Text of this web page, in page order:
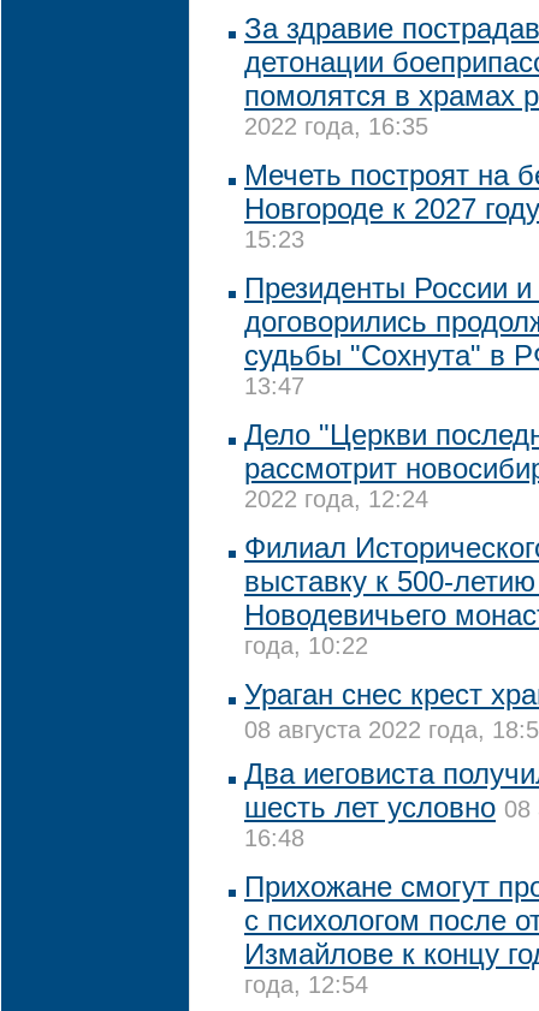
За здравие
детонации
помолятся в храмах
2022 года, 16:35
Мечеть построят на
Новгороде к 2027 году
15:23
Президенты России
договорились
судьбы "Сохнута" в
13:47
Дело "Церкви
рассмотрит
2022 года, 12:24
Филиал
выставку к 500-
Новодевичьего
года, 10:22
Ураган снес крест
08 августа 2022 года,
Два иеговиста
шесть лет условно 08
16:48
Прихожане смогут
с психологом после
Измайлове к концу
года, 12:54